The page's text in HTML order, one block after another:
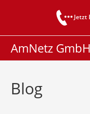
Jetzt
AmNetz GmbH
Blog